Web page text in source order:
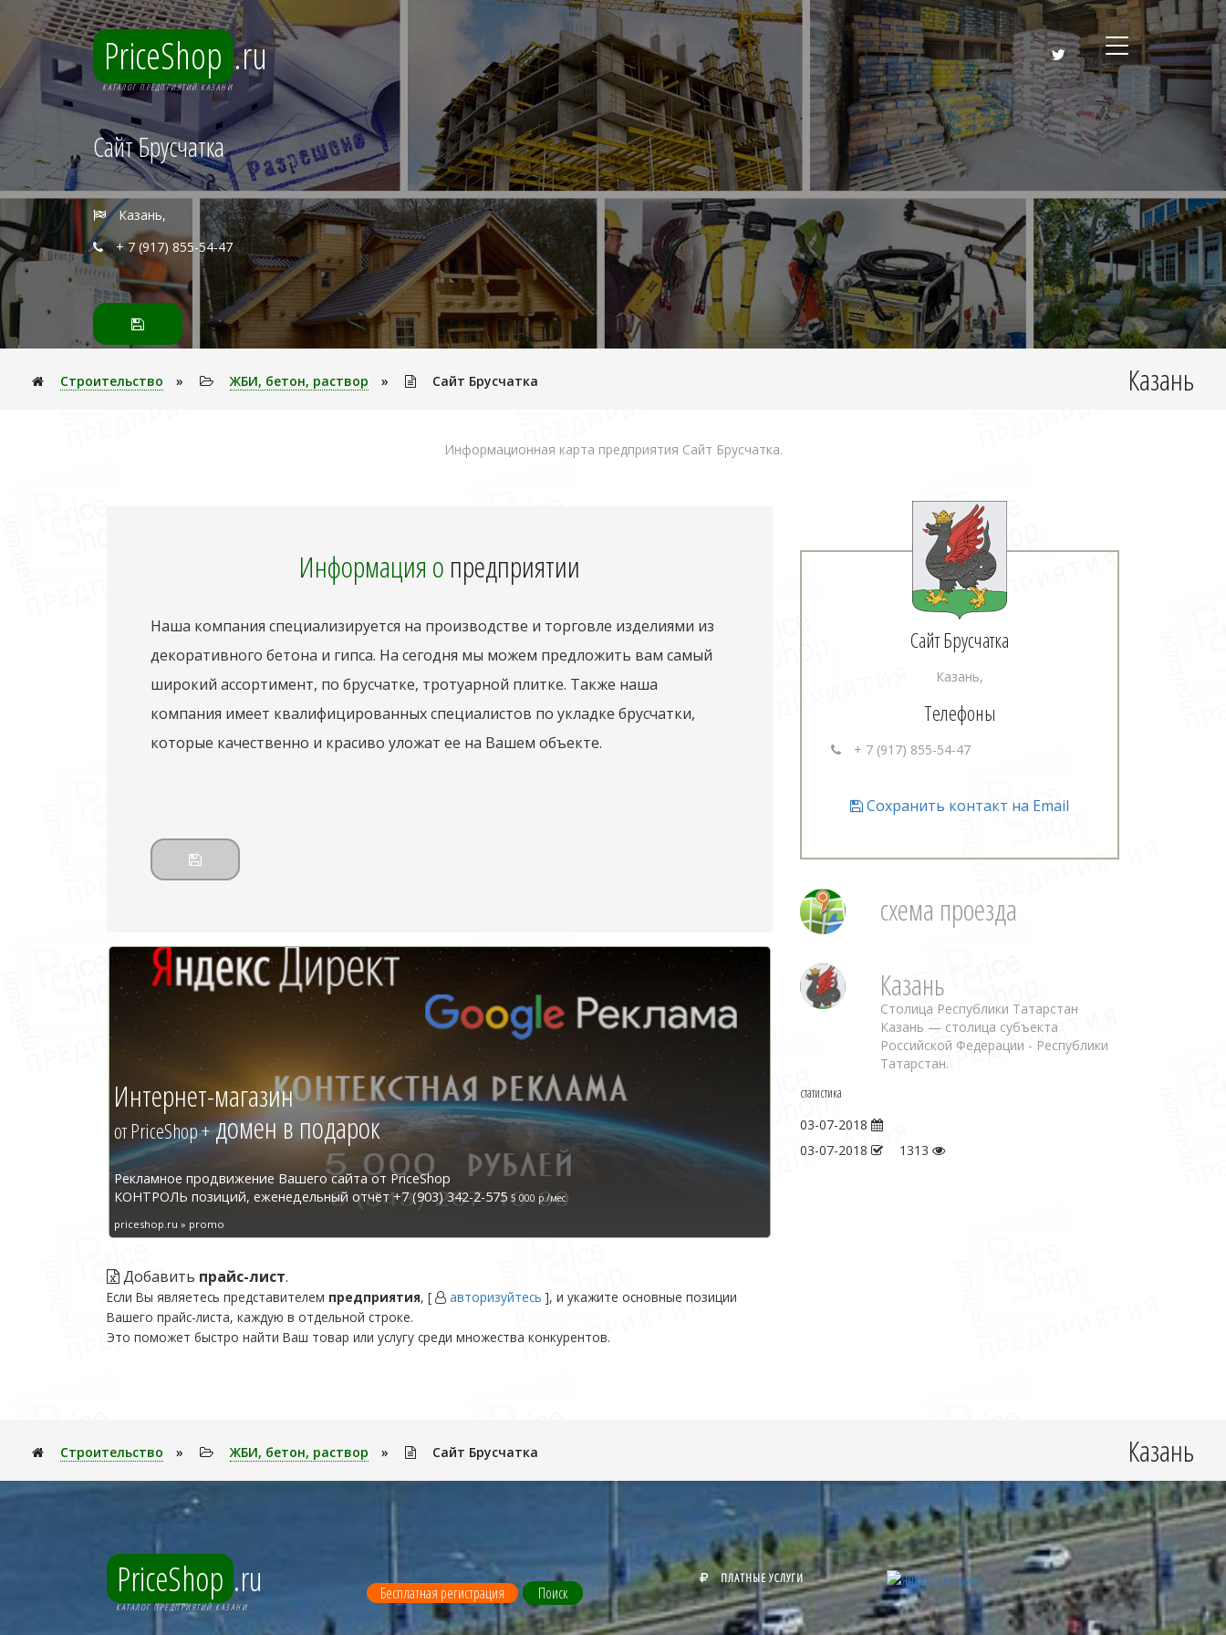
PriceShop .ru
КАТАЛОГ ПРЕДПРИЯТИЙ КАЗАНИ
Сайт Брусчатка
Казань,
+ 7 (917) 855-54-47
Строительство » ЖБИ, бетон, раствор » Сайт Брусчатка Казань
Информационная карта предприятия Сайт Брусчатка.
Информация о предприятии
Наша компания специализируется на производстве и торговле изделиями из
декоративного бетона и гипса. На сегодня мы можем предложить вам самый
широкий ассортимент, по брусчатке, тротуарной плитке. Также наша
компания имеет квалифицированных специалистов по укладке брусчатки,
которые качественно и красиво уложат ее на Вашем объекте.
Интернет-магазин
от PriceShop +домен в подарок
Рекламное продвижение Вашего сайта от PriceShop
КОНТРОЛЬ позиций, еженедельный отчёт +7 (903) 342-2-575 5 000 р./мес
priceshop.ru » promo
Добавить прайс-лист.
Если Вы являетесь представителем предприятия, [ авторизуйтесь ], и укажите основные позиции
Вашего прайс-листа, каждую в отдельной строке.
Это поможет быстро найти Ваш товар или услугу среди множества конкурентов.
Сайт Брусчатка
Казань,
Телефоны
+ 7 (917) 855-54-47
Сохранить контакт на Email
схема проезда
Казань
Столица Республики Татарстан
Казань — столица субъекта
Российской Федерации - Республики
Татарстан.
статистика
03-07-2018
03-07-2018
1313
Строительство » ЖБИ, бетон, раствор » Сайт Брусчатка Казань
PriceShop .ru
КАТАЛОГ ПРЕДПРИЯТИЙ КАЗАНИ
Бесплатная регистрация Поиск
ПЛАТНЫЕ УСЛУГИ